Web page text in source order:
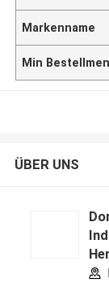
Markenname
Min
ÜBER UNS